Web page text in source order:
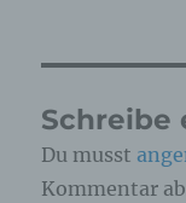
Schreibe
Du musst
Kommentar